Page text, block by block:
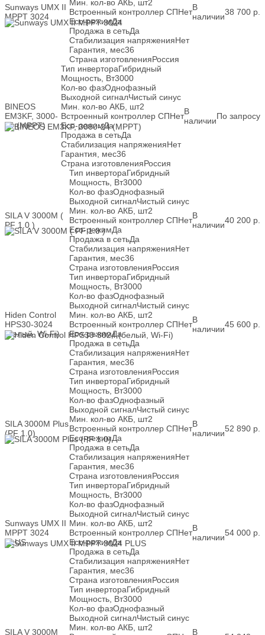
Sunways UMX II
MPPT 3024
Мин. кол-во АКБ, шт2
Встроенный контроллер СПНет
Eco-режимДа
Продажа в сетьДа
Стабилизация напряженияНет
Гарантия, мес36
Страна изготовленияРоссия
В
наличии38 700 р.
BINEOS
EM3KF, 3000-
24 (MPPT)
Тип инвертораГибридный
Мощность, Вт3000
Кол-во фазОднофазный
Выходной сигналЧистый синус
Мин. кол-во АКБ, шт2
Встроенный контроллер СПНет
Eco-режимДа
Продажа в сетьДа
Стабилизация напряженияНет
Гарантия, мес36
Страна изготовленияРоссия
В
наличииПо запросу
SILA V 3000M (
PF 1.0 )
Тип инвертораГибридный
Мощность, Вт3000
Кол-во фазОднофазный
Выходной сигналЧистый синус
Мин. кол-во АКБ, шт2
Встроенный контроллер СПНет
Eco-режимДа
Продажа в сетьДа
Стабилизация напряженияНет
Гарантия, мес36
Страна изготовленияРоссия
В
наличии40 200 р.
Hiden Control
HPS30-3024
(белый, Wi-Fi)
Тип инвертораГибридный
Мощность, Вт3000
Кол-во фазОднофазный
Выходной сигналЧистый синус
Мин. кол-во АКБ, шт2
Встроенный контроллер СПНет
Eco-режимДа
Продажа в сетьДа
Стабилизация напряженияНет
Гарантия, мес36
Страна изготовленияРоссия
В
наличии45 600 р.
SILA 3000M Plus
(PF 1.0)
Тип инвертораГибридный
Мощность, Вт3000
Кол-во фазОднофазный
Выходной сигналЧистый синус
Мин. кол-во АКБ, шт2
Встроенный контроллер СПНет
Eco-режимДа
Продажа в сетьДа
Стабилизация напряженияНет
Гарантия, мес36
Страна изготовленияРоссия
В
наличии52 890 р.
Sunways UMX II
MPPT 3024
PLUS
Тип инвертораГибридный
Мощность, Вт3000
Кол-во фазОднофазный
Выходной сигналЧистый синус
Мин. кол-во АКБ, шт2
Встроенный контроллер СПНет
Eco-режимДа
Продажа в сетьДа
Стабилизация напряженияНет
Гарантия, мес36
Страна изготовленияРоссия
В
наличии54 000 р.
SILA V 3000M
Тип инвертораГибридный
Мощность, Вт3000
Кол-во фазОднофазный
Выходной сигналЧистый синус
Мин. кол-во АКБ, шт2
В